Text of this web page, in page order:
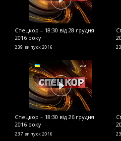
Спецкор – 18:30 від 28 грудня
2016 року
239 випуск 2016
Спецкор – 18:30 від 26 грудня
2016 року
237 випуск 2016